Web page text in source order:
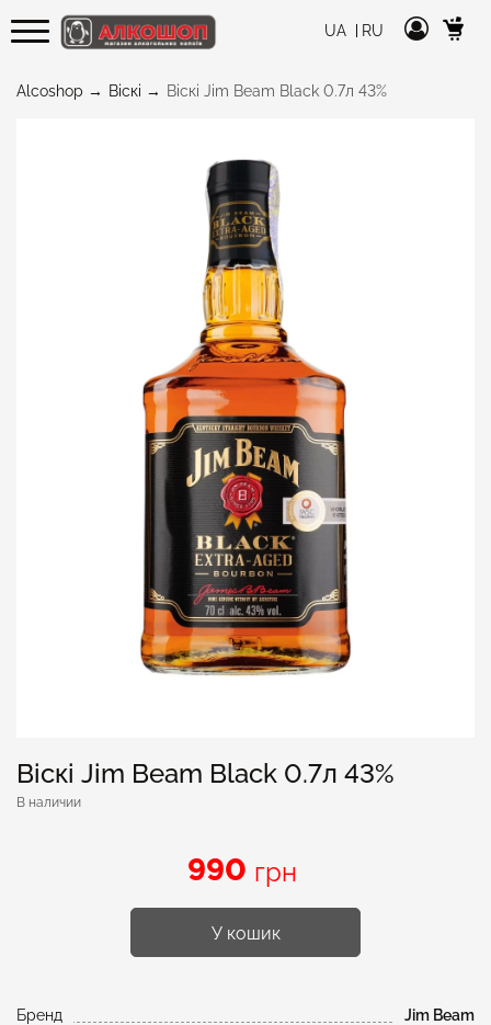
UA RU
Alcoshop Віскі Віскі Jim Beam Black 0.7л 43%
Віскі Jim Beam Black 0.7л 43%
В наличии
990 грн
У кошик
Бренд
Jim Beam